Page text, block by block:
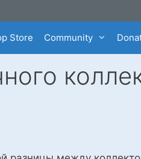
Store Community